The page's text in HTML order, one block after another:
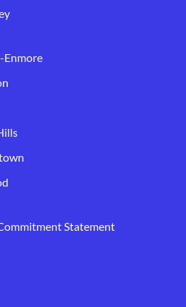
Enmore
Statement